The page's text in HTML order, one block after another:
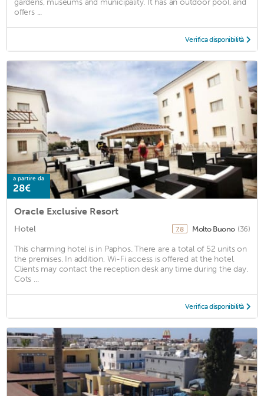
offers ...
Verifica disponibilità
a partire da
28€
Oracle Exclusive Resort
Hotel 7,8 Molto Buono (36)
This charming hotel is in Paphos. There are a total of 52 units on
the premises. In addition, Wi-Fi access is offered at the hotel.
Clients may contact the reception desk any time during the day.
Cots ...
Verifica disponibilità